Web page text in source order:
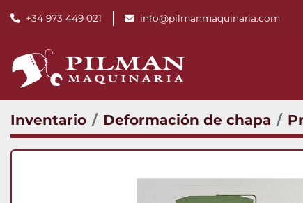
+34 973 449 021 info@pilmanmaquinaria.com
Inventario Deformación de chapa